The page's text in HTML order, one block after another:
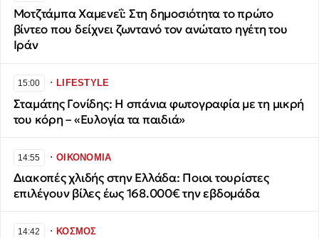
Μοτζτάμπα Χαμενεΐ: Στη δημοσιότητα το πρώτο
βίντεο που δείχνει ζωντανό τον ανώτατο ηγέτη του
Ιράν
15:00 ∙LIFESTYLE
Σταμάτης Γονίδης: Η σπάνια φωτογραφία με τη μικρή
του κόρη – «Ευλογία τα παιδιά»
14:55 ∙ΟΙΚΟΝΟΜΙΑ
Διακοπές χλιδής στην Ελλάδα: Ποιοι τουρίστες
επιλέγουν βίλες έως 168.000€ την εβδομάδα
14:42 ∙ΚΟΣΜΟΣ